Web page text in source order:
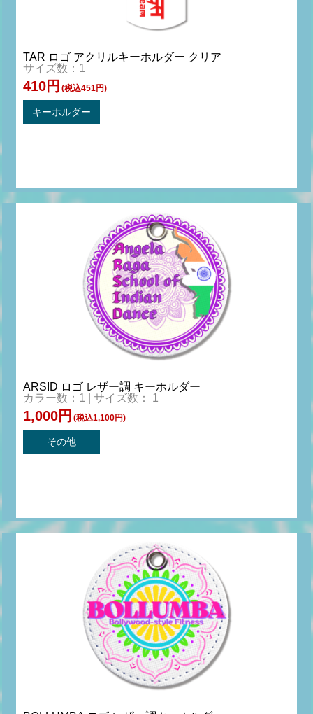
TAR ロゴ アクリルキーホルダー クリア
サイズ数：1
410円 (税込451円)
キーホルダー
ARSID ロゴ レザー調 キーホルダー
カラー数：1 | サイズ数： 1
1,000円 (税込1,100円)
その他